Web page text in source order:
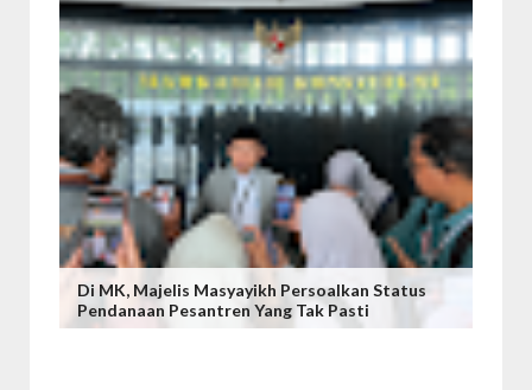
Di MK, Majelis Masyayikh Persoalkan Status
Pendanaan Pesantren Yang Tak Pasti